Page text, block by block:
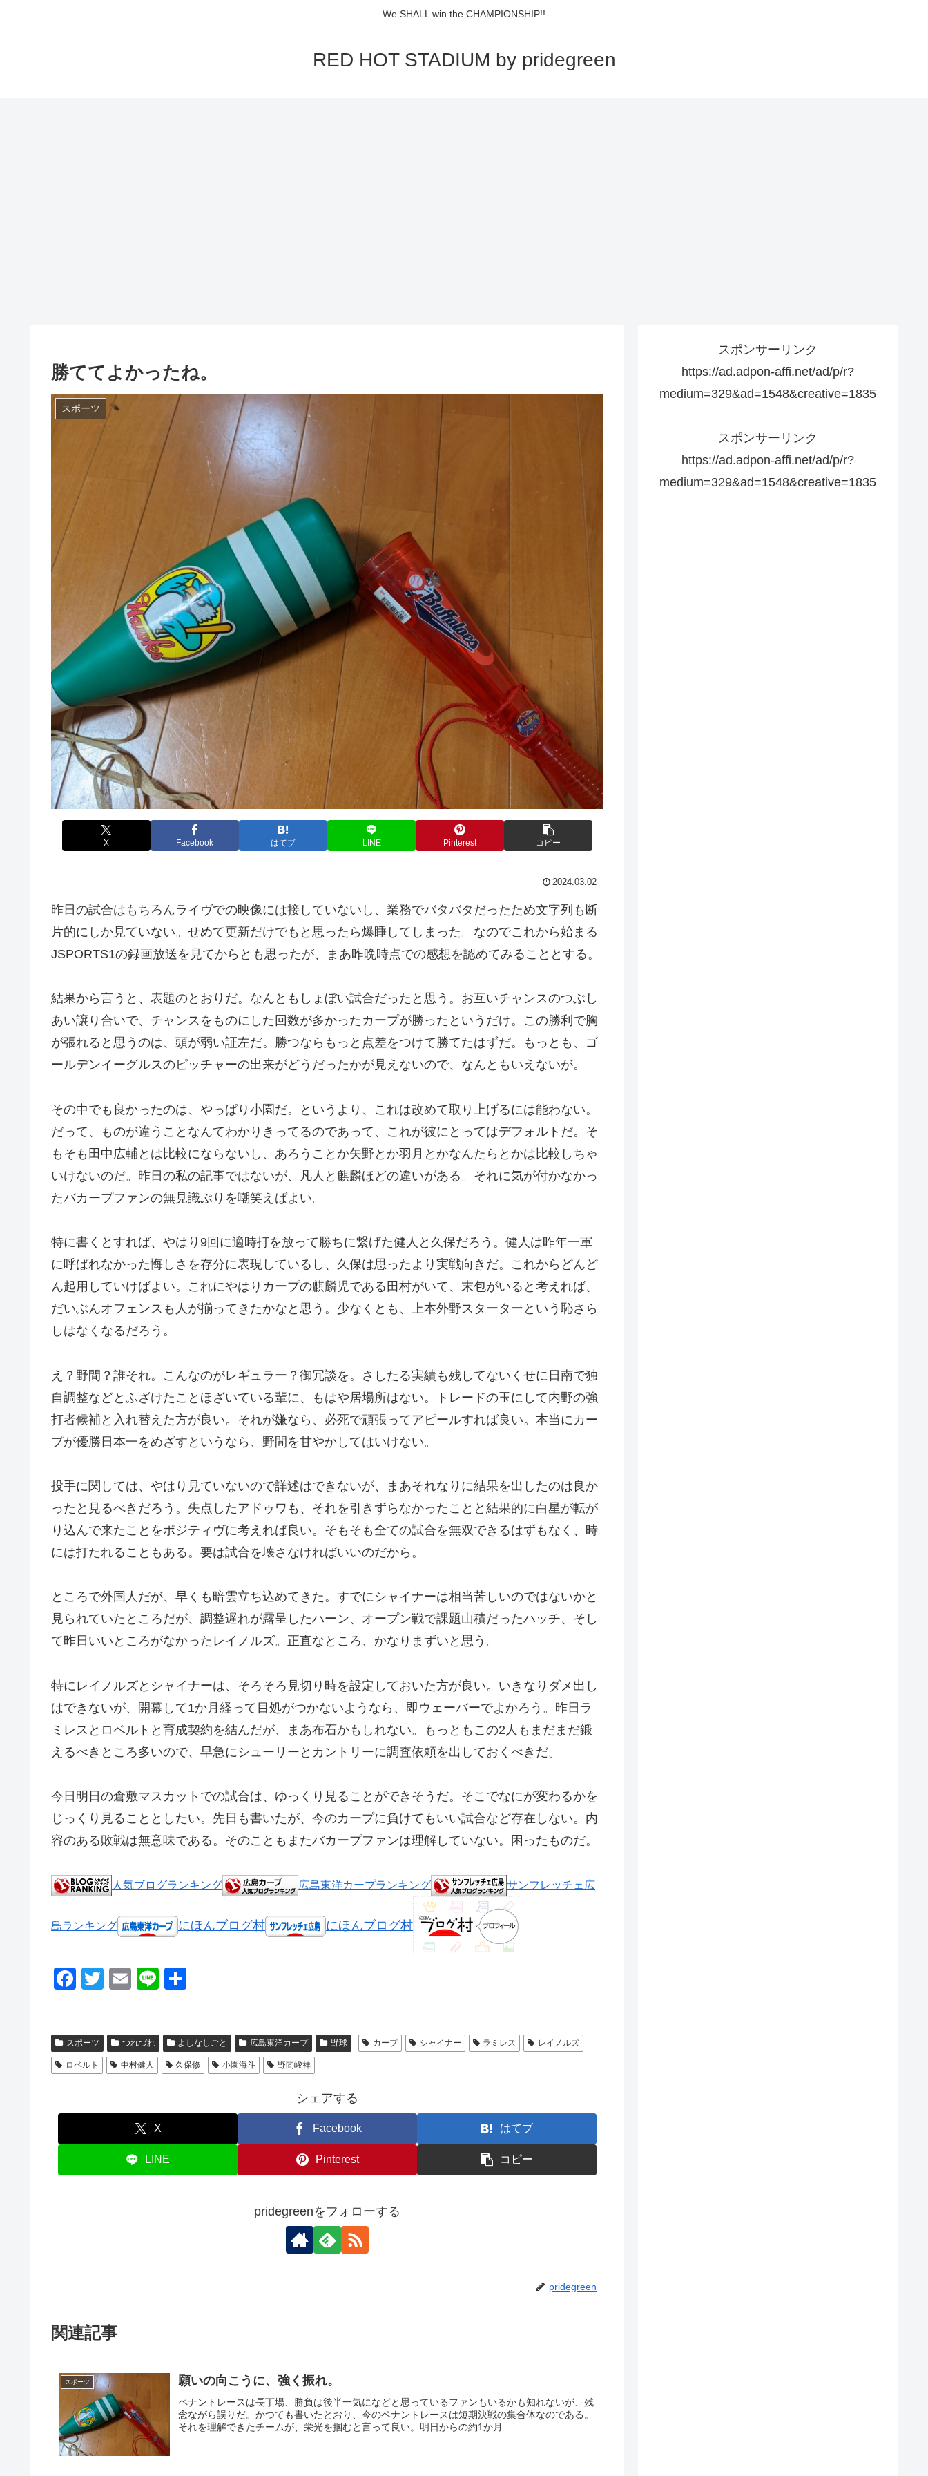
We SHALL win the CHAMPIONSHIP!!
RED HOT STADIUM by pridegreen
勝ててよかったね。
スポーツ
X Facebook はてブ LINE Pinterest コピー
2024.03.02
昨日の試合はもちろんライヴでの映像には接していないし、業務でバタバタだったため文字列も断
片的にしか見ていない。せめて更新だけでもと思ったら爆睡してしまった。なのでこれから始まる
JSPORTS1の録画放送を見てからとも思ったが、まあ昨晩時点での感想を認めてみることとする。
結果から言うと、表題のとおりだ。なんともしょぼい試合だったと思う。お互いチャンスのつぶし
あい譲り合いで、チャンスをものにした回数が多かったカープが勝ったというだけ。この勝利で胸
が張れると思うのは、頭が弱い証左だ。勝つならもっと点差をつけて勝てたはずだ。もっとも、ゴ
ールデンイーグルスのピッチャーの出来がどうだったかが見えないので、なんともいえないが。
その中でも良かったのは、やっぱり小園だ。というより、これは改めて取り上げるには能わない。
だって、ものが違うことなんてわかりきってるのであって、これが彼にとってはデフォルトだ。そ
もそも田中広輔とは比較にならないし、あろうことか矢野とか羽月とかなんたらとかは比較しちゃ
いけないのだ。昨日の私の記事ではないが、凡人と麒麟ほどの違いがある。それに気が付かなかっ
たバカープファンの無見識ぶりを嘲笑えばよい。
特に書くとすれば、やはり9回に適時打を放って勝ちに繋げた健人と久保だろう。健人は昨年一軍
に呼ばれなかった悔しさを存分に表現しているし、久保は思ったより実戦向きだ。これからどんど
ん起用していけばよい。これにやはりカープの麒麟児である田村がいて、末包がいると考えれば、
だいぶんオフェンスも人が揃ってきたかなと思う。少なくとも、上本外野スターターという恥さら
しはなくなるだろう。
え？野間？誰それ。こんなのがレギュラー？御冗談を。さしたる実績も残してないくせに日南で独
自調整などとふざけたことほざいている輩に、もはや居場所はない。トレードの玉にして内野の強
打者候補と入れ替えた方が良い。それが嫌なら、必死で頑張ってアピールすれば良い。本当にカー
プが優勝日本一をめざすというなら、野間を甘やかしてはいけない。
投手に関しては、やはり見ていないので詳述はできないが、まあそれなりに結果を出したのは良か
ったと見るべきだろう。失点したアドゥワも、それを引きずらなかったことと結果的に白星が転が
り込んで来たことをポジティヴに考えれば良い。そもそも全ての試合を無双できるはずもなく、時
には打たれることもある。要は試合を壊さなければいいのだから。
ところで外国人だが、早くも暗雲立ち込めてきた。すでにシャイナーは相当苦しいのではないかと
見られていたところだが、調整遅れが露呈したハーン、オープン戦で課題山積だったハッチ、そし
て昨日いいところがなかったレイノルズ。正直なところ、かなりまずいと思う。
特にレイノルズとシャイナーは、そろそろ見切り時を設定しておいた方が良い。いきなりダメ出し
はできないが、開幕して1か月経って目処がつかないようなら、即ウェーバーでよかろう。昨日ラ
ミレスとロベルトと育成契約を結んだが、まあ布石かもしれない。もっともこの2人もまだまだ鍛
えるべきところ多いので、早急にシューリーとカントリーに調査依頼を出しておくべきだ。
今日明日の倉敷マスカットでの試合は、ゆっくり見ることができそうだ。そこでなにが変わるかを
じっくり見ることとしたい。先日も書いたが、今のカープに負けてもいい試合など存在しない。内
容のある敗戦は無意味である。そのこともまたバカープファンは理解していない。困ったものだ。
人気ブログランキング 広島東洋カープランキング サンフレッチェ広
島ランキング にほんブログ村 にほんブログ村
F
e
b
o
T
er
E
Li
スポーツ つれづれ よしなしごと 広島東洋カープ 野球 カープ シャイナー ラミレス レイノルズ
ロベルト 中村健人 久保修 小園海斗 野間峻祥
シェアする
X Facebook はてブ
LINE Pinterest コピー
pridegreenをフォローする
pridegreen
関連記事
スポーツ 願いの向こうに、強く振れ。
ペナントレースは長丁場、勝負は後半一気になどと思っているファンもいるかも知れないが、残
念ながら誤りだ。かつても書いたとおり、今のペナントレースは短期決戦の集合体なのである。
それを理解できたチームが、栄光を掴むと言って良い。明日からの約1か月...
スポンサーリンク
https://ad.adpon-affi.net/ad/p/r?
medium=329&ad=1548&creative=1835
スポンサーリンク
https://ad.adpon-affi.net/ad/p/r?
medium=329&ad=1548&creative=1835